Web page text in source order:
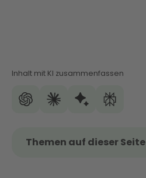
Inhalt mit KI zusammenfassen
Themen auf dieser Seite